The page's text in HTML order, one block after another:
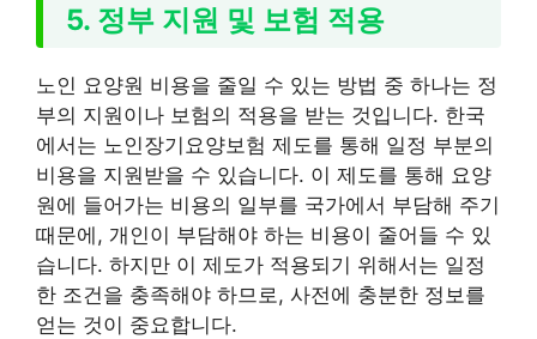
5. 정부 지원 및 보험 적용
노인 요양원 비용을 줄일 수 있는 방법 중 하나는 정
부의 지원이나 보험의 적용을 받는 것입니다. 한국
에서는 노인장기요양보험 제도를 통해 일정 부분의
비용을 지원받을 수 있습니다. 이 제도를 통해 요양
원에 들어가는 비용의 일부를 국가에서 부담해 주기
때문에, 개인이 부담해야 하는 비용이 줄어들 수 있
습니다. 하지만 이 제도가 적용되기 위해서는 일정
한 조건을 충족해야 하므로, 사전에 충분한 정보를
얻는 것이 중요합니다.